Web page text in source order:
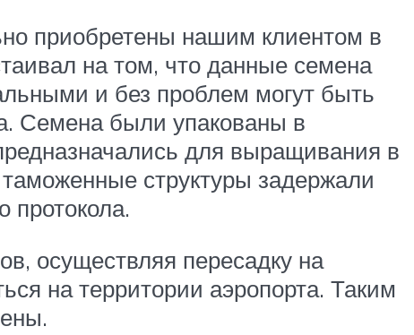
приобретены нашим клиентом в
на том, что данные семена
и без проблем могут быть
Семена были упакованы в
для выращивания в
структуры задержали
протокола.
осуществляя пересадку на
на территории аэропорта. Таким